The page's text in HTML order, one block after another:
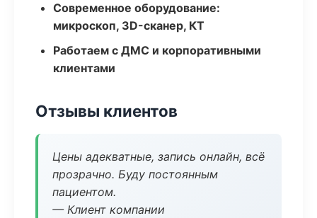
Современное оборудование:
микроскоп, 3D-сканер, КТ
Работаем с ДМС и корпоративными
клиентами
Отзывы клиентов
Цены адекватные, запись онлайн, всё
прозрачно. Буду постоянным
пациентом.
— Клиент компании